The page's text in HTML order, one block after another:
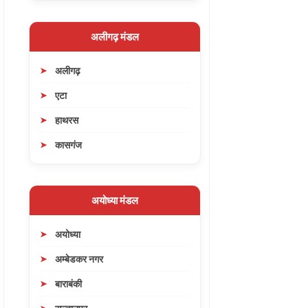
अलीगढ़ मंडल
अलीगढ़
एटा
हाथरस
कासगंज
अयोध्या मंडल
अयोध्या
अम्बेडकर नगर
बाराबंकी